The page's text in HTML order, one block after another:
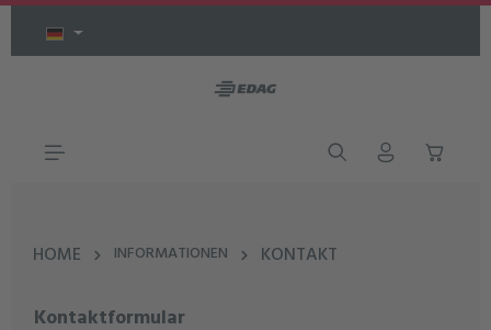
Zum Hauptinhalt springen
HOME INFORMATIONEN KONTAKT
Kontaktformular